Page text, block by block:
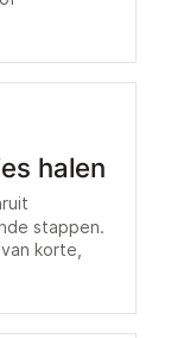
halen
stappen.
korte,